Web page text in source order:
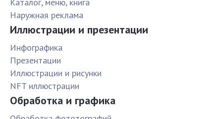
Каталог, меню, книга
Наружная реклама
Иллюстрации и презентации
Инфографика
Презентации
Иллюстрации и рисунки
NFT иллюстрации
Обработка и графика